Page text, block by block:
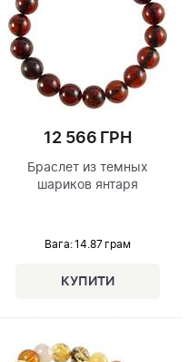
12 566 ГРН
Браслет из темных
шариков янтаря
Вага: 14.87 грам